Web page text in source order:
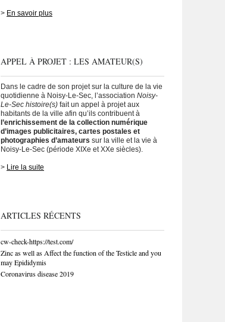
> En savoir plus
APPEL À PROJET : LES AMATEUR(S)
Dans le cadre de son projet sur la culture de la vie
quotidienne à Noisy-Le-Sec, l’association Noisy-
Le-Sec histoire(s) fait un appel à projet aux
habitants de la ville afin qu’ils contribuent à
l’enrichissement de la collection numérique
d’images publicitaires, cartes postales et
photographies d’amateurs sur la ville et la vie à
Noisy-Le-Sec (période XIXe et XXe siècles).
> Lire la suite
ARTICLES RÉCENTS
cw-check-https://test.com/
Zinc as well as Affect the function of the Testicle and you
may Epididymis
Coronavirus disease 2019